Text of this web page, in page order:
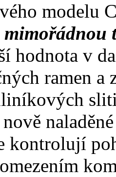
modelu
mimořádnou
hodnota v
ramen a
kontrolují